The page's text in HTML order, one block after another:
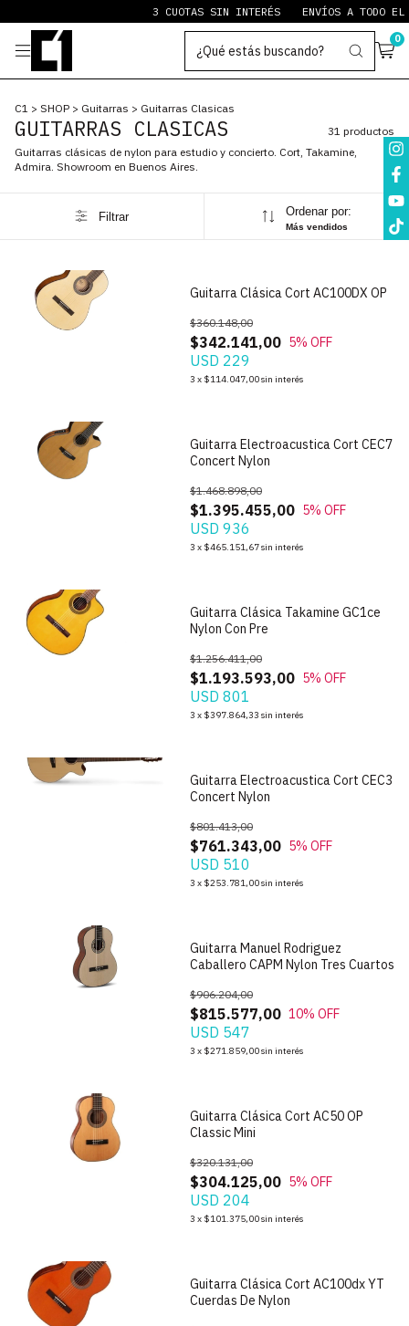
3 CUOTAS SIN INTERÉS ENVÍOS A TODO EL
0
C1 > SHOP > Guitarras > Guitarras Clasicas
GUITARRAS CLASICAS
31 productos
Guitarras clásicas de nylon para estudio y concierto. Cort, Takamine,
Admira. Showroom en Buenos Aires.
Filtrar Ordenar por:
Más vendidos
Guitarra Clásica Cort AC100DX OP
$342.141,00
$360.148,00
5% OFF
USD 229
3 x $114.047,00sin interés
Guitarra Electroacustica Cort CEC7
Concert Nylon
$1.395.455,00
$1.468.898,00
5% OFF
USD 936
3 x $465.151,67sin interés
Guitarra Clásica Takamine GC1ce
Nylon Con Pre
$1.193.593,00
$1.256.411,00
5% OFF
USD 801
3 x $397.864,33 sin interés
Guitarra Electroacustica Cort CEC3
Concert Nylon
$761.343,00
$801.413,00
5% OFF
USD 510
3 x $253.781,00sin interés
Guitarra Manuel Rodriguez
Caballero CAPM Nylon Tres Cuartos
$815.577,00
$906.204,00
10% OFF
USD 547
3 x $271.859,00sin interés
Guitarra Clásica Cort AC50 OP
Classic Mini
$304.125,00
$320.131,00
5% OFF
USD 204
3 x $101.375,00sin interés
Guitarra Clásica Cort AC100dx YT
Cuerdas De Nylon